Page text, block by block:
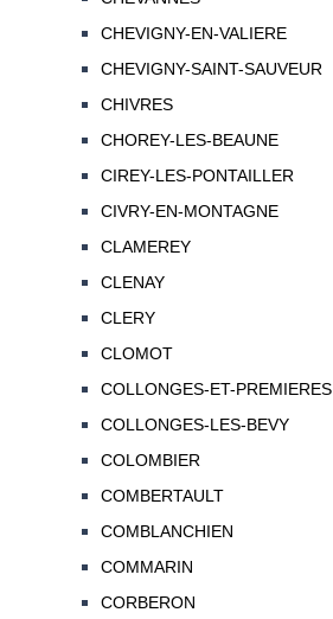
CHEVIGNY-EN-VALIERE
CHEVIGNY-SAINT-SAUVEUR
CHIVRES
CHOREY-LES-BEAUNE
CIREY-LES-PONTAILLER
CIVRY-EN-MONTAGNE
CLAMEREY
CLENAY
CLERY
CLOMOT
COLLONGES-ET-PREMIERES
COLLONGES-LES-BEVY
COLOMBIER
COMBERTAULT
COMBLANCHIEN
COMMARIN
CORBERON